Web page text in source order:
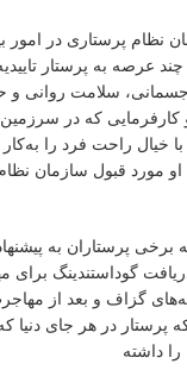
نظام پرستاری در امور
عرصه به پرستار
سلامت روانی و
کارفرمایی که در سرزمین
خیال راحت فرد را
مورد قبول سازمان
برخی پرستاران به
گوداستندینگ
گزاف و بعد از
پرستار در هر جای دنیا
را داشته